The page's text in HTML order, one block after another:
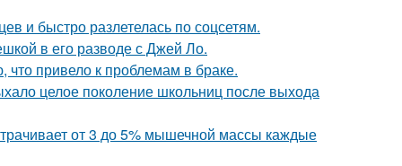
и быстро разлетелась по соцсетям.
в его разводе с Джей Ло.
привело к проблемам в браке.
целое поколение школьниц после выхода
от 3 до 5% мышечной массы каждые